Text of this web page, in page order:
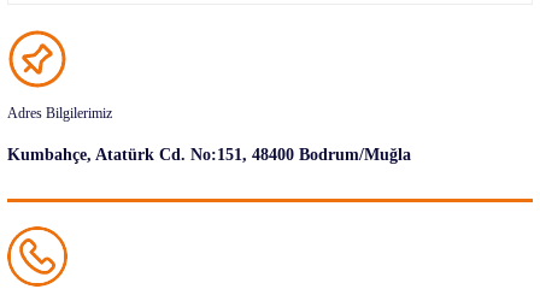
Adres Bilgilerimiz
Kumbahçe, Atatürk Cd. No:151, 48400 Bodrum/Muğla